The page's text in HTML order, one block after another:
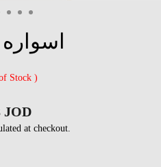
Stock )
JOD
at checkout.